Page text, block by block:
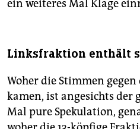
ein weiteres Mal Klage
Linksfraktion enthält
Woher die Stimmen
kamen, ist angesichts der
Mal pure Spekulation,